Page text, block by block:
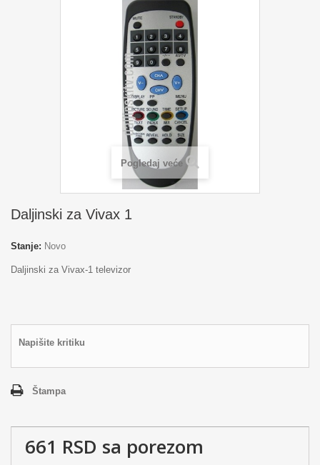
Pogledaj veće
Daljinski za Vivax 1
Stanje: Novo
Daljinski za Vivax-1 televizor
Napišite kritiku
Štampa
661 RSD sa porezom